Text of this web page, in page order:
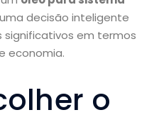
decisão inteligente
em termos
economia.
o